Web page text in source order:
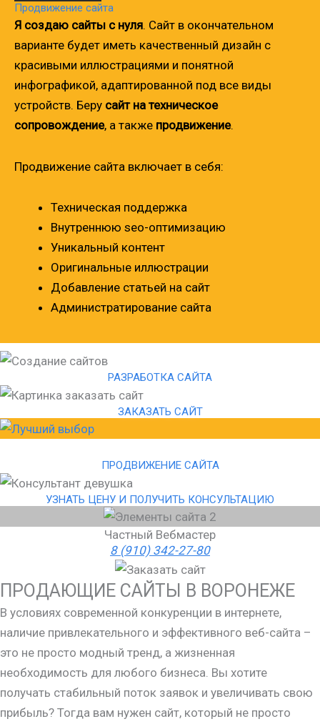
Продвижение сайта
Я создаю сайты с нуля. Сайт в окончательном
варианте будет иметь качественный дизайн с
красивыми иллюстрациями и понятной
инфографикой, адаптированной под все виды
устройств. Беру сайт на техническое
сопровождение, а также продвижение.
Продвижение сайта включает в себя:
Техническая поддержка
Внутреннюю seo-оптимизацию
Уникальный контент
Оригинальные иллюстрации
Добавление статьей на сайт
Администратирование сайта
РАЗРАБОТКА САЙТА
ЗАКАЗАТЬ САЙТ
ПРОДВИЖЕНИЕ САЙТА
УЗНАТЬ ЦЕНУ И ПОЛУЧИТЬ КОНСУЛЬТАЦИЮ
Частный Вебмастер
8 (910) 342-27-80
ПРОДАЮЩИЕ САЙТЫ В ВОРОНЕЖЕ
В условиях современной конкуренции в интернете,
наличие привлекательного и эффективного веб-сайта –
это не просто модный тренд, а жизненная
необходимость для любого бизнеса. Вы хотите
получать стабильный поток заявок и увеличивать свою
прибыль? Тогда вам нужен сайт, который не просто